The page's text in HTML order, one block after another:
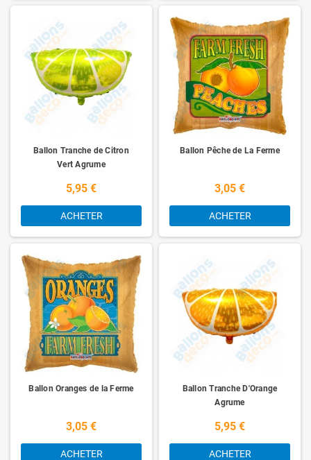
Ballon Tranche de Citron
Vert Agrume
5,95 €
ACHETER
Ballon Pêche de La Ferme
3,05 €
ACHETER
Ballon Oranges de la Ferme
3,05 €
ACHETER
Ballon Tranche D'Orange
Agrume
5,95 €
ACHETER